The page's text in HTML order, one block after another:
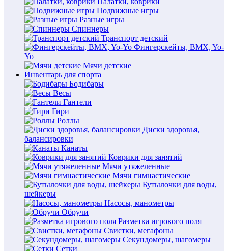
Подвижные игры
Разные игры
Спиннеры
Транспорт детский
Фингерскейты, BMX, Yo-
Yo
Мячи детские
Инвентарь для спорта
Бодибары
Весы
Гантели
Гири
Роллы
Диски здоровья,
балансировки
Канаты
Коврики для занятий
Мячи утяжеленные
Мячи гимнастические
Бутылочки для воды,
шейкеры
Насосы, манометры
Обручи
Разметка игрового поля
Свистки, мегафоны
Секундомеры, шагомеры
Сетки